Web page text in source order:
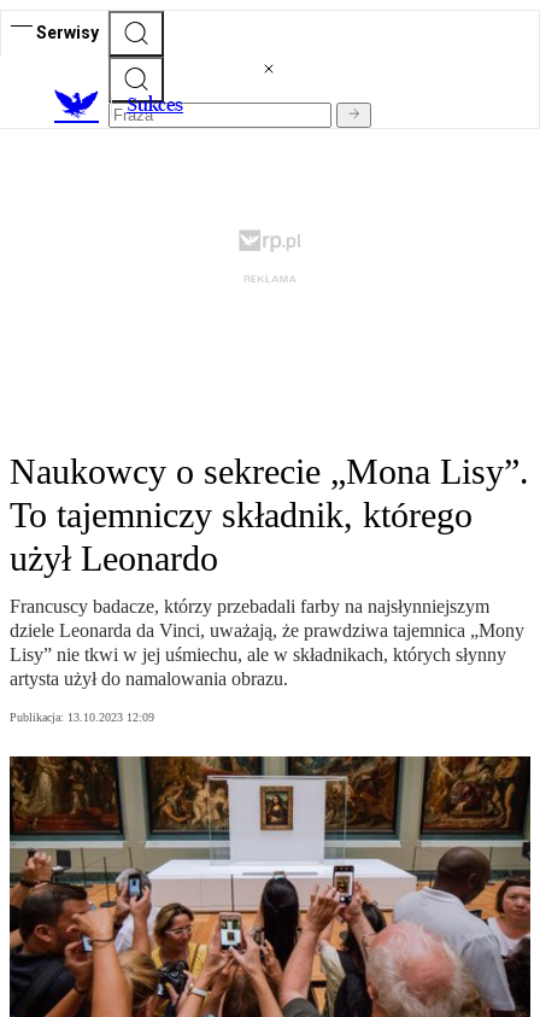
Serwisy
Sukces
Naukowcy o sekrecie „Mona Lisy”.
To tajemniczy składnik, którego
użył Leonardo
Francuscy badacze, którzy przebadali farby na najsłynniejszym
dziele Leonarda da Vinci, uważają, że prawdziwa tajemnica „Mony
Lisy” nie tkwi w jej uśmiechu, ale w składnikach, których słynny
artysta użył do namalowania obrazu.
Publikacja: 13.10.2023 12:09